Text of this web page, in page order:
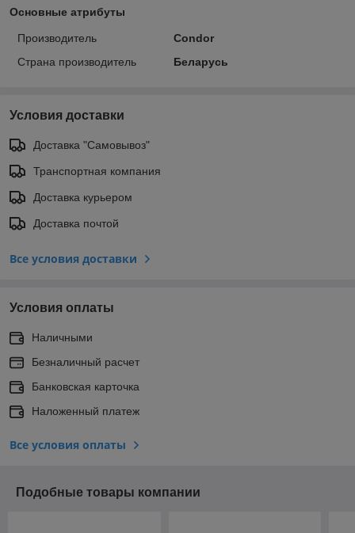
Основные атрибуты
Производитель
Condor
Страна производитель
Беларусь
Условия доставки
Доставка "Самовывоз"
Транспортная компания
Доставка курьером
Доставка почтой
Все условия доставки
Условия оплаты
Наличными
Безналичный расчет
Банковская карточка
Наложенный платеж
Все условия оплаты
Подобные товары компании